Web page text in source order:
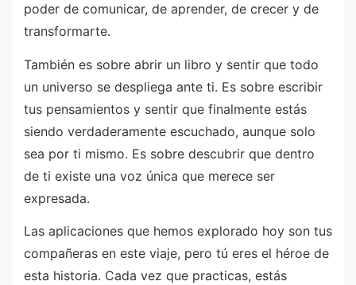
poder de comunicar, de aprender, de crecer y de
transformarte.
También es sobre abrir un libro y sentir que todo
un universo se despliega ante ti. Es sobre escribir
tus pensamientos y sentir que finalmente estás
siendo verdaderamente escuchado, aunque solo
sea por ti mismo. Es sobre descubrir que dentro
de ti existe una voz única que merece ser
expresada.
Las aplicaciones que hemos explorado hoy son tus
compañeras en este viaje, pero tú eres el héroe de
esta historia. Cada vez que practicas, estás